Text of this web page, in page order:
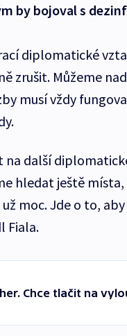
by bojoval s
diplomatické
zrušit. Můžeme
musí vždy
další
hledat ještě
moc. Jde o to,
Fiala.
Chce tlačit na